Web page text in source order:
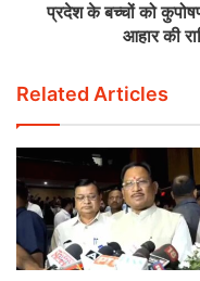
प्रदेश के बच्चों को
आहार की
Related Articles